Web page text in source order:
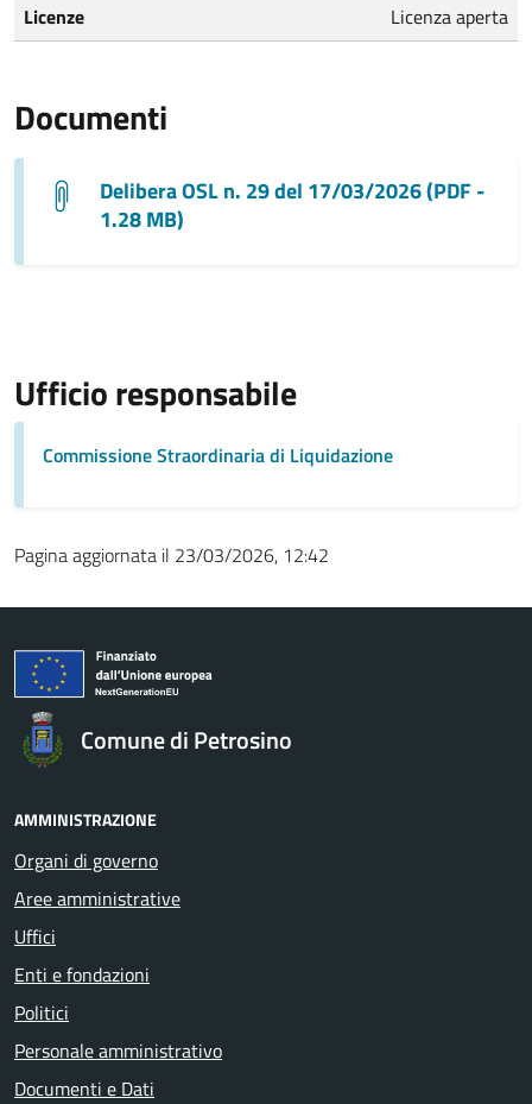
Licenze Licenza aperta
Documenti
Delibera OSL n. 29 del 17/03/2026 (PDF -
1.28 MB)
Ufficio responsabile
Commissione Straordinaria di Liquidazione
Pagina aggiornata il 23/03/2026, 12:42
Comune di Petrosino
AMMINISTRAZIONE
Organi di governo
Aree amministrative
Uffici
Enti e fondazioni
Politici
Personale amministrativo
Documenti e Dati